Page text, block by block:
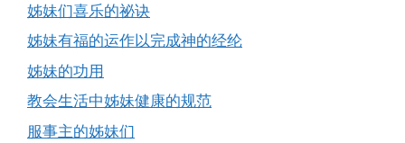
姊妹们喜乐的祕诀
姊妹有福的运作以完成神的经纶
姊妹的功用
教会生活中姊妹健康的规范
服事主的姊妹们